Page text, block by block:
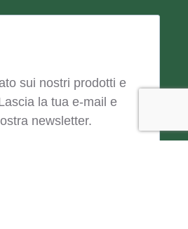
sui nostri prodotti e
la tua e-mail e
newsletter.